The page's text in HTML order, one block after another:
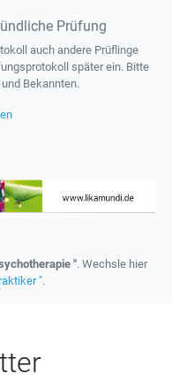
Prüfung
auch andere Prüflinge
später ein. Bitte
Bekannten.
". Wechsle hier
".